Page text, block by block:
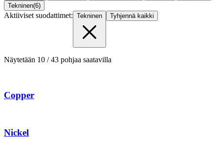
Tekninen(6)
Aktiiviset suodattimet: Tekninen Tyhjennä kaikki
Näytetään 10 / 43 pohjaa saatavilla
Copper
Nickel